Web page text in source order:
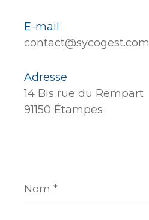
E-mail
contact@sycogest.com
Adresse
14 Bis rue du Rempart
91150 Étampes
*